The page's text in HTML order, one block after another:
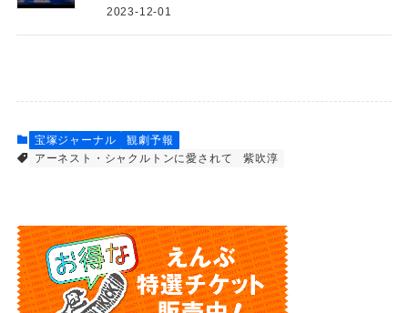
2023-12-01
宝塚ジャーナル
観劇予報
アーネスト・シャクルトンに愛されて
紫吹淳